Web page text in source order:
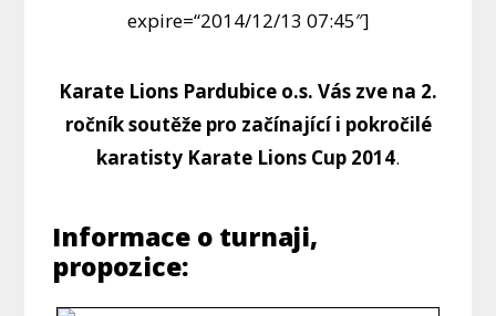
expire=“2014/12/13 07:45″]
Karate Lions Pardubice o.s. Vás zve na 2.
ročník soutěže pro začínající i pokročilé
karatisty Karate Lions Cup 2014.
Informace o turnaji,
propozice: